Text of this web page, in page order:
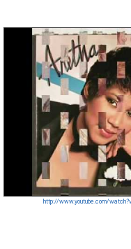
http://www.youtube.com/